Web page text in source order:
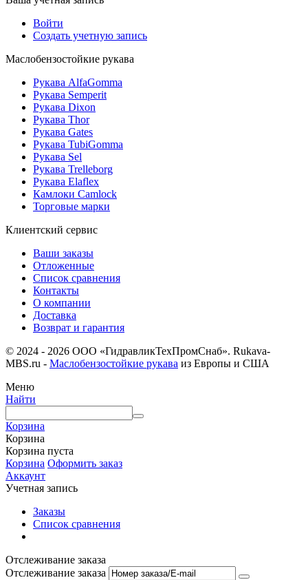
Войти
Создать учетную запись
Маслобензостойкие рукава
Рукава AlfaGomma
Рукава Semperit
Рукава Dixon
Рукава Thor
Рукава Gates
Рукава TubiGomma
Рукава Sel
Рукава Trelleborg
Рукава Elaflex
Камлоки Camlock
Торговые марки
Клиентский сервис
Ваши заказы
Отложенные
Список сравнения
Контакты
О компании
Доставка
Возврат и гарантия
© 2024 - 2026 ООО «ГидравликТехПромСнаб». Rukava-
MBS.ru - Маслобензостойкие рукава из Европы и США
Меню
Найти
Корзина
Корзина
Корзина пуста
Корзина Оформить заказ
Аккаунт
Учетная запись
Заказы
Список сравнения
Отслеживание заказа
Отслеживание заказа